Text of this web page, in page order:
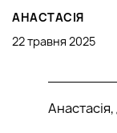
АНАСТАСІЯ
22 травня 2025